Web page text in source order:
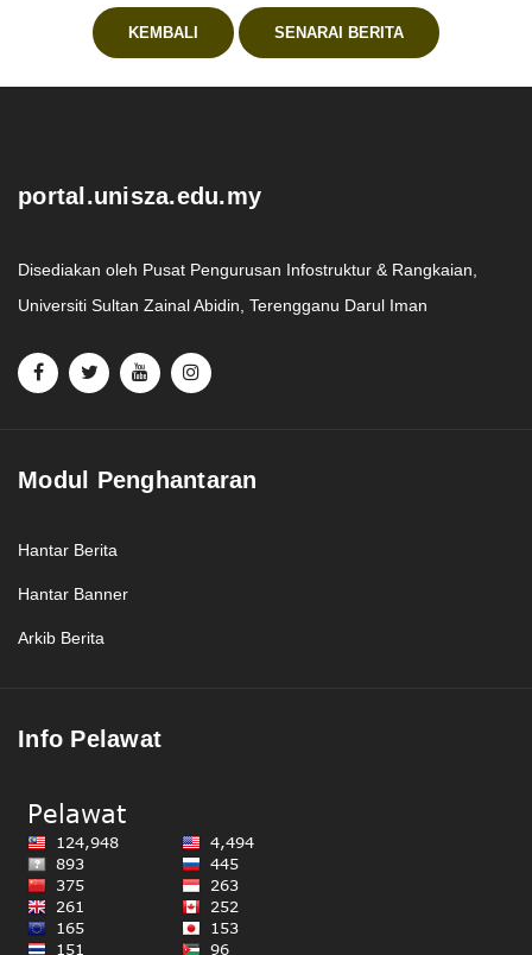
KEMBALI SENARAI BERITA
portal.unisza.edu.my
Disediakan oleh Pusat Pengurusan Infostruktur & Rangkaian,
Universiti Sultan Zainal Abidin, Terengganu Darul Iman
Modul Penghantaran
Hantar Berita
Hantar Banner
Arkib Berita
Info Pelawat